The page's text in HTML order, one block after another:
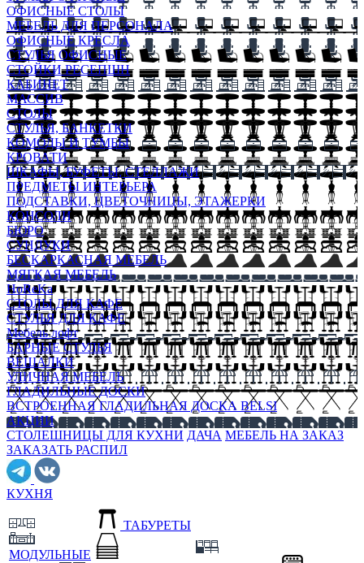
ОФИСНЫЕ СТОЛЫ
МЕБЕЛЬ ДЛЯ ПЕРСОНАЛА
ОФИСНЫЕ КРЕСЛА
СТУЛЬЯ ОФИСНЫЕ
СТОЙКИ РЕСЕПШН
КАБИНЕТ
МАССИВ
СТОЛЫ
СТУЛЬЯ, БАНКЕТКИ
КОМОДЫ И ТУМБЫ
КРОВАТИ
ШКАФЫ, БУФЕТЫ, СТЕЛЛАЖИ
ПРЕДМЕТЫ ИНТЕРЬЕРА
ПОДСТАВКИ, ЦВЕТОЧНИЦЫ, ЭТАЖЕРКИ
КОНСОЛИ
БЮРО
СУНДУКИ
БЕСКАРКАСНАЯ МЕБЕЛЬ
МЯГКАЯ МЕБЕЛЬ
HoReKa
СТОЛЫ ДЛЯ КАФЕ
СТУЛЬЯ ДЛЯ КАФЕ
Мебель лофт
БАРНЫЕ СТУЛЬЯ
ВЕШАЛКИ
УЛИЧНАЯ МЕБЕЛЬ
ГЛАДИЛЬНЫЕ ДОСКИ
ВСТРОЕННАЯ ГЛАДИЛЬНАЯ ДОСКА BELSI
АКЦИИ
СТОЛЕШНИЦЫ ДЛЯ КУХНИ ДАЧА МЕБЕЛЬ НА ЗАКАЗ
ЗАКАЗАТЬ РАСПИЛ
КУХНЯ
МОДУЛЬНЫЕ
ТАБУРЕТЫ